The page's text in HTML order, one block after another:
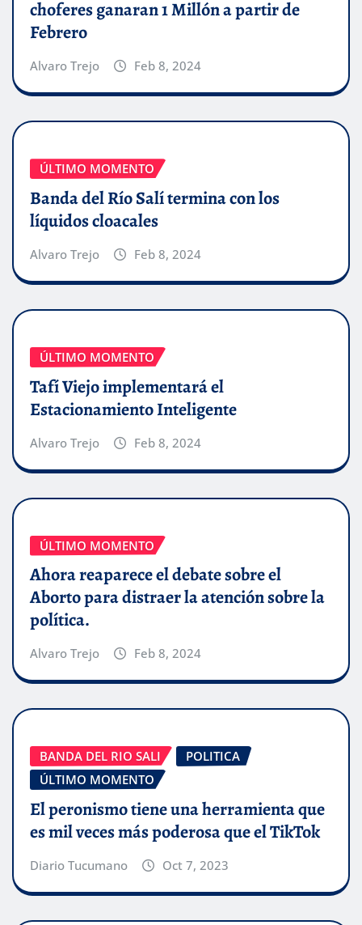
choferes ganaran 1 Millón a partir de
Febrero
Alvaro Trejo Feb 8, 2024
ÚLTIMO MOMENTO
Banda del Río Salí termina con los
líquidos cloacales
Alvaro Trejo Feb 8, 2024
ÚLTIMO MOMENTO
Tafí Viejo implementará el
Estacionamiento Inteligente
Alvaro Trejo Feb 8, 2024
ÚLTIMO MOMENTO
Ahora reaparece el debate sobre el
Aborto para distraer la atención sobre la
política.
Alvaro Trejo Feb 8, 2024
BANDA DEL RIO SALI
POLITICA
ÚLTIMO MOMENTO
El peronismo tiene una herramienta que
es mil veces más poderosa que el TikTok
Diario Tucumano Oct 7, 2023